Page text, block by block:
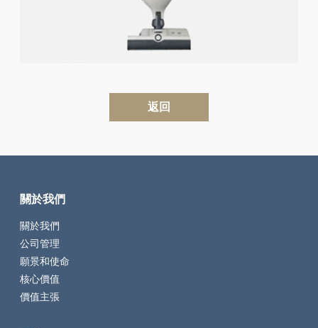
返回
關於我們
關於我們
公司管理
願景和使命
核心價值
價值主張